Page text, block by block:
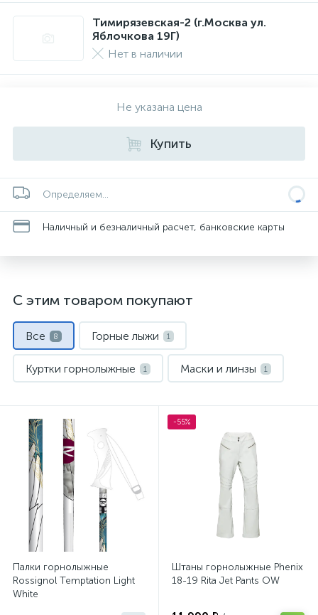
Тимирязевская-2 (г.Москва ул.
Яблочкова 19Г)
Нет в наличии
Не указана цена
Купить
Определяем...
Наличный и безналичный расчет, банковские карты
С этим товаром покупают
Все 8 Горные лыжи 1
Куртки горнолыжные 1 Маски и линзы 1
Термобелье Шлемы
Штаны горнолыжные
Палки горнолыжные
Rossignol Temptation Light
White
-55%
Штаны горнолыжные Phenix
18-19 Rita Jet Pants OW